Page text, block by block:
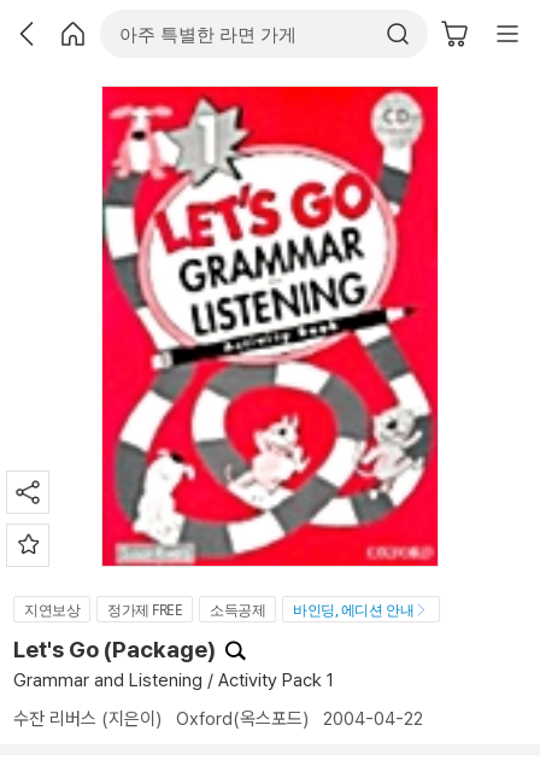
지연보상 정가제 FREE 소득공제 바인딩, 에디션 안내
Let's Go (Package)
Grammar and Listening / Activity Pack 1
수잔 리버스 (지은이) Oxford(옥스포드) 2004-04-22